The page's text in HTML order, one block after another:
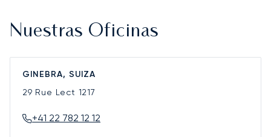
Nuestras Oficinas
GINEBRA, SUIZA
29 Rue Lect 1217
+41 22 782 12 12